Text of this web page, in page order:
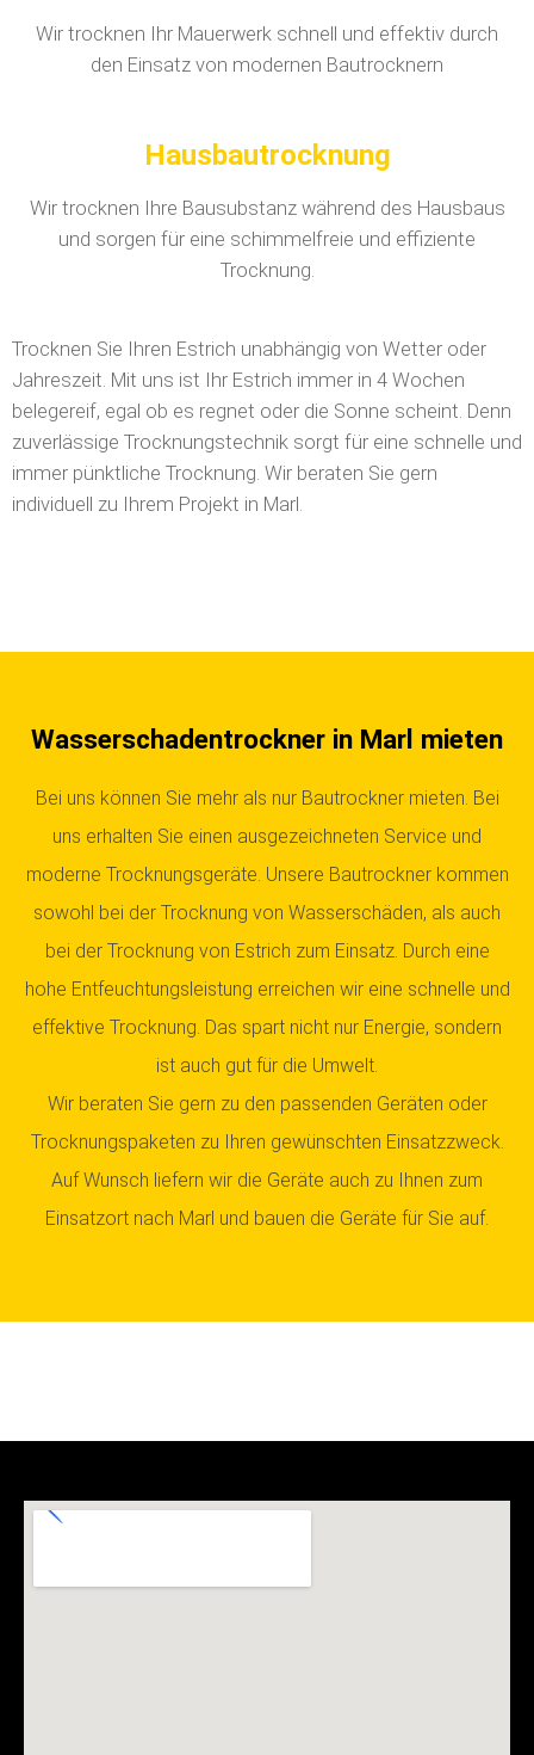
Wir trocknen Ihr Mauerwerk schnell und effektiv durch
den Einsatz von modernen Bautrocknern
Hausbautrocknung
Wir trocknen Ihre Bausubstanz während des Hausbaus
und sorgen für eine schimmelfreie und effiziente
Trocknung.
Trocknen Sie Ihren Estrich unabhängig von Wetter oder
Jahreszeit. Mit uns ist Ihr Estrich immer in 4 Wochen
belegereif, egal ob es regnet oder die Sonne scheint. Denn
zuverlässige Trocknungstechnik sorgt für eine schnelle und
immer pünktliche Trocknung. Wir beraten Sie gern
individuell zu Ihrem Projekt in Marl.
Wasserschadentrockner in Marl mieten
Bei uns können Sie mehr als nur Bautrockner mieten. Bei
uns erhalten Sie einen ausgezeichneten Service und
moderne Trocknungsgeräte. Unsere Bautrockner kommen
sowohl bei der Trocknung von Wasserschäden, als auch
bei der Trocknung von Estrich zum Einsatz. Durch eine
hohe Entfeuchtungsleistung erreichen wir eine schnelle und
effektive Trocknung. Das spart nicht nur Energie, sondern
ist auch gut für die Umwelt.
Wir beraten Sie gern zu den passenden Geräten oder
Trocknungspaketen zu Ihren gewünschten Einsatzzweck.
Auf Wunsch liefern wir die Geräte auch zu Ihnen zum
Einsatzort nach Marl und bauen die Geräte für Sie auf.